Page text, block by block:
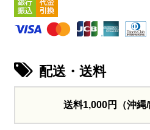
配送・送料
送料1,000円 （沖